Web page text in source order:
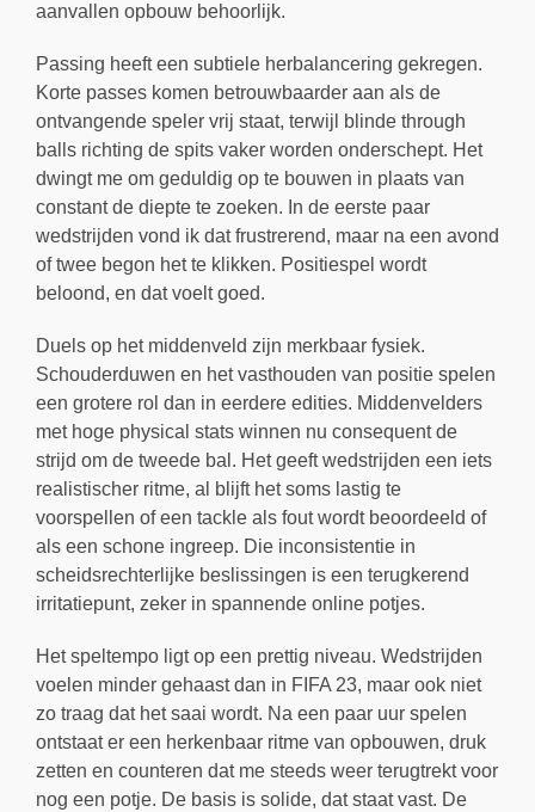
aanvallen opbouw behoorlijk.
Passing heeft een subtiele herbalancering gekregen.
Korte passes komen betrouwbaarder aan als de
ontvangende speler vrij staat, terwijl blinde through
balls richting de spits vaker worden onderschept. Het
dwingt me om geduldig op te bouwen in plaats van
constant de diepte te zoeken. In de eerste paar
wedstrijden vond ik dat frustrerend, maar na een avond
of twee begon het te klikken. Positiespel wordt
beloond, en dat voelt goed.
Duels op het middenveld zijn merkbaar fysiek.
Schouderduwen en het vasthouden van positie spelen
een grotere rol dan in eerdere edities. Middenvelders
met hoge physical stats winnen nu consequent de
strijd om de tweede bal. Het geeft wedstrijden een iets
realistischer ritme, al blijft het soms lastig te
voorspellen of een tackle als fout wordt beoordeeld of
als een schone ingreep. Die inconsistentie in
scheidsrechterlijke beslissingen is een terugkerend
irritatiepunt, zeker in spannende online potjes.
Het speltempo ligt op een prettig niveau. Wedstrijden
voelen minder gehaast dan in FIFA 23, maar ook niet
zo traag dat het saai wordt. Na een paar uur spelen
ontstaat er een herkenbaar ritme van opbouwen, druk
zetten en counteren dat me steeds weer terugtrekt voor
nog een potje. De basis is solide, dat staat vast. De